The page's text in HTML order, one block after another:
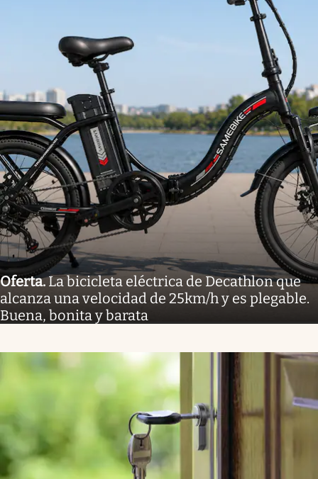
Oferta.La bicicleta eléctrica de Decathlon que
alcanza una velocidad de 25km/h y es plegable.
Buena, bonita y barata